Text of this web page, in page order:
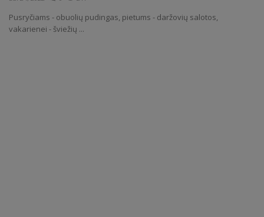
Receptai
Pusryčiams - obuolių pudingas, pietums - daržovių salotos,
vakarienei - šviežių ...